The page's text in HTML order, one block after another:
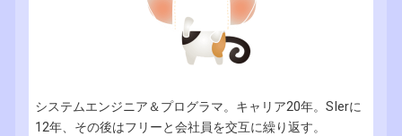
システムエンジニア＆プログラマ。キャリア20年。SIerに
12年、その後はフリーと会社員を交互に繰り返す。